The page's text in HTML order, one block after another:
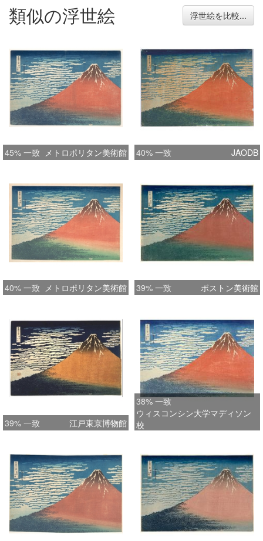
類似の浮世絵 浮世絵を比較...
45% 一致 メトロポリタン美術館 40% 一致 JAODB
40% 一致 メトロポリタン美術館 39% 一致 ボストン美術館
39% 一致 江戸東京博物館
38% 一致
ウィスコンシン大学マディソン
校